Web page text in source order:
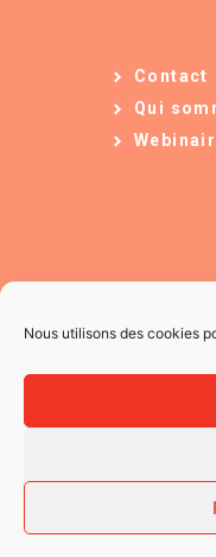
Nous utilisons des cookies
Contact
Qui
©